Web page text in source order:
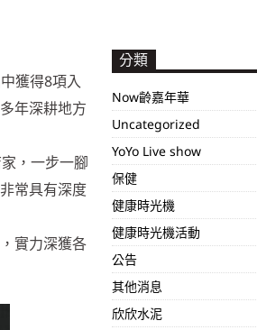
獲得8項入
年深耕地方
，一步一腳
常具有深度
實力深獲各
分類
Now齡嘉年華
Uncategorized
YoYo Live show
保健
健康時光機
健康時光機活動
公告
其他消息
欣欣水泥